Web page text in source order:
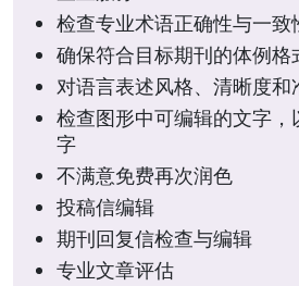
检查专业术语正确性与一致
确保符合目标期刊的体例格
对语言表述风格、清晰度和
检查图形中可编辑的文字，
字
不满意免费再次润色
投稿信编辑
期刊回复信检查与编辑
专业文章评估